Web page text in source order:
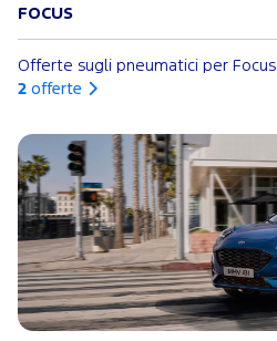
FOCUS
Offerte sugli pneumatici per Focus
2 offerte